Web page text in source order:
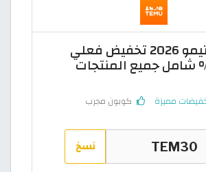
كود خصم تيمو 2026 تخفيض فعلي
مميزة كوبون مجرب
نسخ